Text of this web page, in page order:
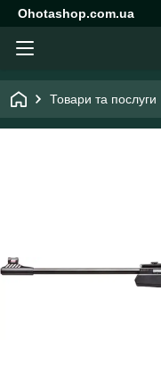
Ohotashop.com.ua
Товари та послуги